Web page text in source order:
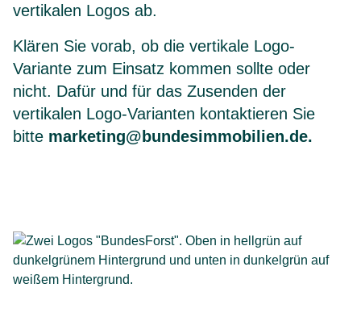
vertikalen Logos ab.
Klären Sie vorab, ob die vertikale Logo-
Variante zum Einsatz kommen sollte oder
nicht. Dafür und für das Zusenden der
vertikalen Logo-Varianten kontaktieren Sie
bitte marketing@bundesimmobilien.de.